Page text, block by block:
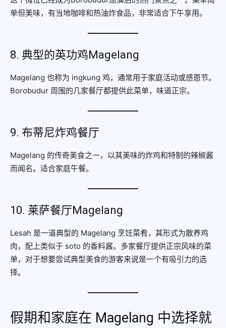
单但美味，有当地咖啡和热油炸食品，非常适合下午享用。
8. 典型的英功鸡Magelang
Magelang 也称为 ingkung 鸡，通常用于家庭活动或感恩节。
Borobudur 周围的几家餐厅都提供此菜单，味道正宗。
9. 布蒂尼炸鸡餐厅
Magelang 的传奇美食之一，以其美味的炸鸡和特制的辣椒酱
而闻名。适合家庭午餐。
10. 莱萨餐厅Magelang
Lesah 是一道典型的 Magelang 烹饪菜肴，其形式为散养鸡
肉，配上类似于 soto 的香料酱。多家餐厅提供正宗风味的菜
单，对于想要尝试典型美食的游客来说是一个有吸引力的选
择。
假期和家庭在 Magelang 中选择就